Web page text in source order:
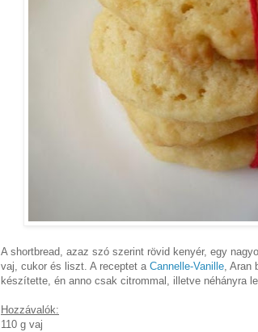
A shortbread, azaz szó szerint rövid kenyér, egy
vaj, cukor és liszt. A receptet a Cannelle-Vanille, Aran
készítette, én anno csak citrommal, illetve néhányra
Hozzávalók:
110 g vaj